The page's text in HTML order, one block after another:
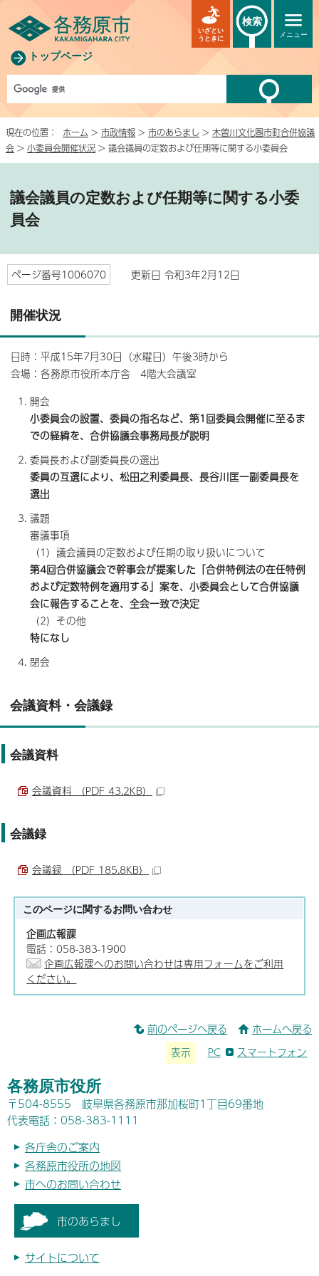
トップページ
メニュー
いざとい
うときに
検索
現在の位置： ホーム > 市政情報 > 市のあらまし > 木曽川文化圏市町合併協議
会 > 小委員会開催状況 > 議会議員の定数および任期等に関する小委員会
議会議員の定数および任期等に関する小委
員会
ページ番号1006070 更新日 令和3年2月12日
開催状況
日時：平成15年7月30日（水曜日）午後3時から
会場：各務原市役所本庁舎 4階大会議室
開会
小委員会の設置、委員の指名など、第1回委員会開催に至るま
での経緯を、合併協議会事務局長が説明
委員長および副委員長の選出
委員の互選により、松田之利委員長、長谷川匡一副委員長を
選出
議題
審議事項
（1）議会議員の定数および任期の取り扱いについて
第4回合併協議会で幹事会が提案した「合併特例法の在任特例
および定数特例を適用する」案を、小委員会として合併協議
会に報告することを、全会一致で決定
（2）その他
特になし
閉会
会議資料・会議録
会議資料
会議資料 （PDF 43.2KB）
会議録
会議録 （PDF 185.8KB）
このページに関するお問い合わせ
企画広報課
電話：058-383-1900
企画広報課へのお問い合わせは専用フォームをご利用
ください。
前のページへ戻る ホームへ戻る
表示 PC スマートフォン
各務原市役所
〒504-8555 岐阜県各務原市那加桜町1丁目69番地
代表電話：058-383-1111
各庁舎のご案内
各務原市役所の地図
市へのお問い合わせ
市のあらまし
サイトについて